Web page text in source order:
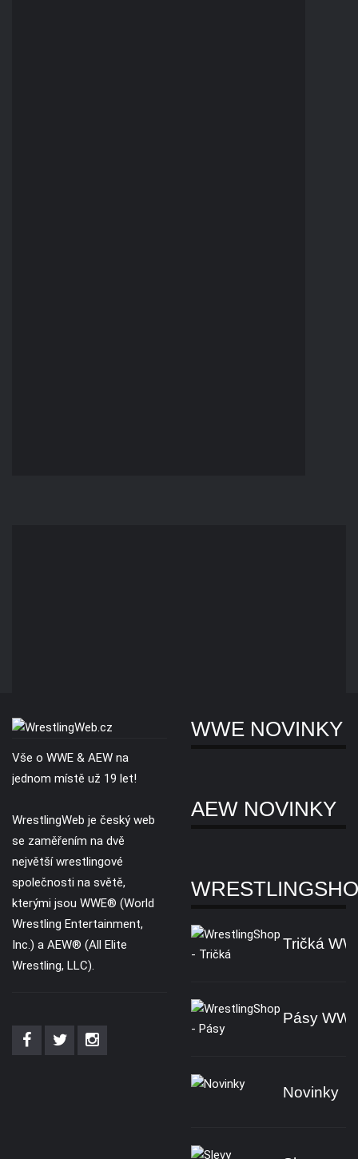
Vše o WWE & AEW na
jednom místě už 19 let!
WrestlingWeb je český web
se zaměřením na dvě
největší wrestlingové
společnosti na světě,
kterými jsou WWE® (World
Wrestling Entertainment,
Inc.) a AEW® (All Elite
Wrestling, LLC).
WWE NOVINKY
AEW NOVINKY
Tričká
Pásy
Novinky